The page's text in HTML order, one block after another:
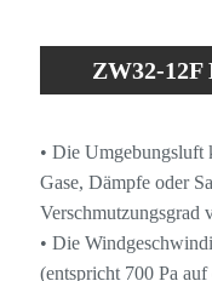
ZW32-12F
intelligenter
• Die Umgebungsluft
Gase, Dämpfe oder
Verschmutzungsgrad
• Die
(entspricht 700 Pa